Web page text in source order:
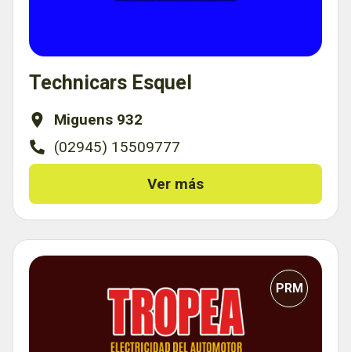
Technicars Esquel
Miguens 932
(02945) 15509777
Ver más
PRM